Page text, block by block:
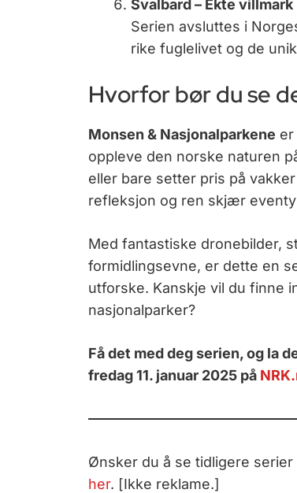
Svalbard – Ekte villmark
Serien avsluttes i
rike fuglelivet og de
Hvorfor bør du se
Monsen & Nasjonalparkene er
oppleve den norske naturen
eller bare setter pris på
refleksjon og ren skjær
Med fantastiske dronebilder,
formidlingsevne, er dette en
utforske. Kanskje vil du finne
nasjonalparker?
Få det med deg serien, og la
fredag 11. januar 2025 på
Ønsker du å se tidligere
her. [Ikke reklame.]